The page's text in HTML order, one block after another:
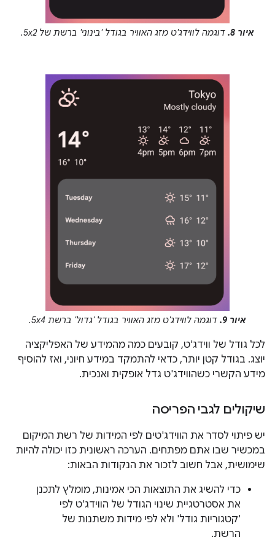
איור 8. דוגמה לווידג'ט מזג האוויר בגודל 'בינוני' ברשת של 5x2.
איור 9. דוגמה לווידג'ט מזג האוויר בגודל 'גדול' ברשת 5x4.
לכל גודל של ווידג'ט, קובעים כמה מהמידע של האפליקציה
יוצג. בגודל קטן יותר, כדאי להתמקד במידע חיוני, ואז להוסיף
מידע הקשרי כשהווידג'ט גדל אופקית ואנכית.
שיקולים לגבי הפריסה
יש פיתוי לסדר את הווידג'טים לפי המידות של רשת המיקום
במכשיר שבו אתם מפתחים. הערכה ראשונית כזו יכולה להיות
שימושית, אבל חשוב לזכור את הנקודות הבאות:
כדי להשיג את התוצאות הכי אמינות, מומלץ לתכנן
את אסטרטגיית שינוי הגודל של הווידג'ט לפי
'קטגוריות גודל' ולא לפי מידות משתנות של
הרשת.